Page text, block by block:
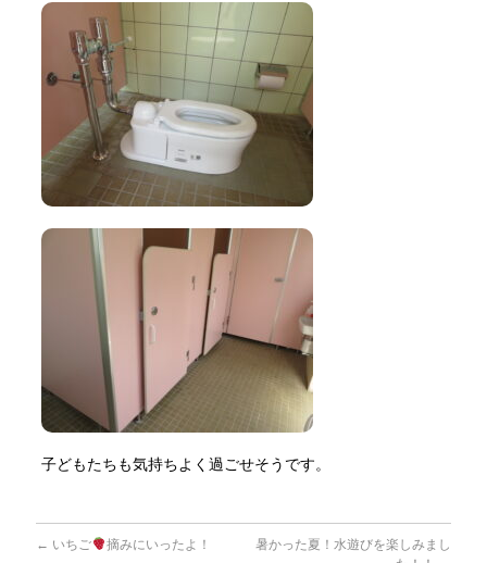
子どもたちも気持ちよく過ごせそうです。
← いちご 摘みにいったよ！
暑かった夏！水遊びを楽しみまし